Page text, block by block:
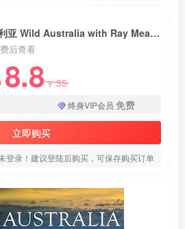
自然纪录片《狂野澳大利亚 Wild Australia with Ray Mears》下载
后查看
8.8￥35
终身VIP会员 免费
立即购买
登录！建议登陆后购买，可保存购买订单